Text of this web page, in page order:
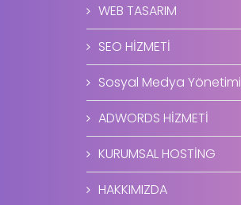
WEB TASARIM
SEO HİZMETİ
Sosyal Medya Yönetimi
ADWORDS HİZMETİ
KURUMSAL HOSTİNG
HAKKIMIZDA